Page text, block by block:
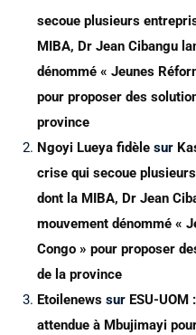
secoue plusieurs
MIBA, Dr Jean Cibangu
dénommé « Jeunes
pour proposer des
province
Ngoyi Lueya fidèle sur
crise qui secoue
dont la MIBA, Dr Jean
mouvement dénommé «
Congo » pour proposer
de la province
Etoilenews sur ESU-
attendue à Mbujimayi